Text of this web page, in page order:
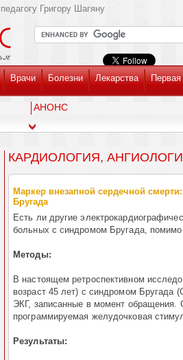
Григору Шагяну
Врачи Болезни Лекарства
АНОНС
КАРДИОЛОГИЯ,
Маркер внезапной сердечной
Бругада
Есть ли другие
больных с синдромом Бругада, помимо
Методы:
В настоящем ретроспективном
возраст 45 лет) с синдромом Бругада
ЭКГ, записанные в момент обращения.
программируемая желудочковая
Результаты: